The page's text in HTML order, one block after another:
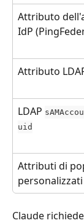
Attributo
IdP
Attributo
LDAP
uid
Attributi di
personalizzati
Claude